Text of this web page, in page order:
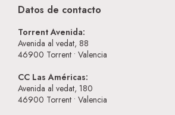
Datos de contacto
Torrent Avenida:
Avenida al vedat, 88
46900 Torrent • Valencia
CC Las Américas:
Avenida al vedat, 180
46900 Torrent • Valencia